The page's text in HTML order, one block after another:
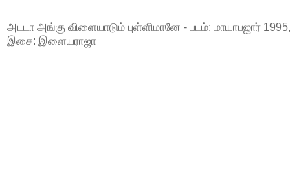
அடடா அங்கு விளையாடும் புள்ளிமானே - படம்: மாயாபஜார் 1995,
இசை: இளையராஜா